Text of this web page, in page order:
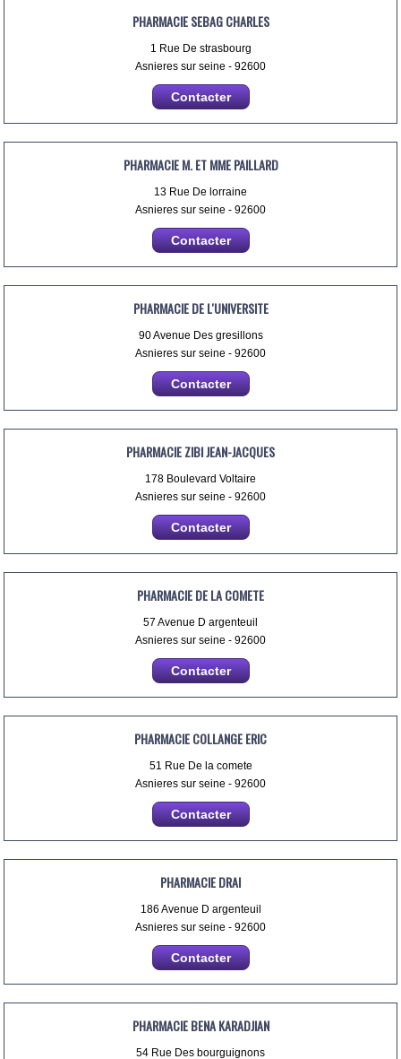
PHARMACIE SEBAG CHARLES
1 Rue De strasbourg
Asnieres sur seine - 92600
Contacter
PHARMACIE M. ET MME PAILLARD
13 Rue De lorraine
Asnieres sur seine - 92600
Contacter
PHARMACIE DE L'UNIVERSITE
90 Avenue Des gresillons
Asnieres sur seine - 92600
Contacter
PHARMACIE ZIBI JEAN-JACQUES
178 Boulevard Voltaire
Asnieres sur seine - 92600
Contacter
PHARMACIE DE LA COMETE
57 Avenue D argenteuil
Asnieres sur seine - 92600
Contacter
PHARMACIE COLLANGE ERIC
51 Rue De la comete
Asnieres sur seine - 92600
Contacter
PHARMACIE DRAI
186 Avenue D argenteuil
Asnieres sur seine - 92600
Contacter
PHARMACIE BENA KARADJIAN
54 Rue Des bourguignons